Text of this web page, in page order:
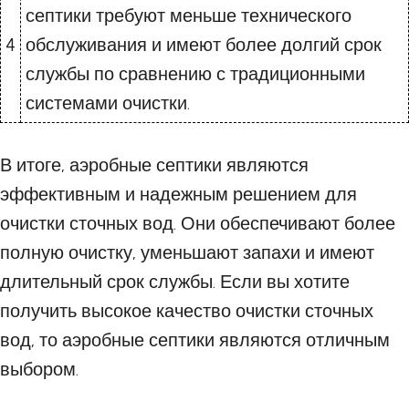
4
септики требуют меньше технического
обслуживания и имеют более долгий срок
службы по сравнению с традиционными
системами очистки.
В итоге, аэробные септики являются
эффективным и надежным решением для
очистки сточных вод. Они обеспечивают более
полную очистку, уменьшают запахи и имеют
длительный срок службы. Если вы хотите
получить высокое качество очистки сточных
вод, то аэробные септики являются отличным
выбором.